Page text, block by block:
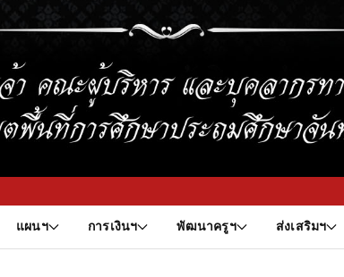
แผนฯ การเงินฯ พัฒนาครูฯ ส่งเสริมฯ